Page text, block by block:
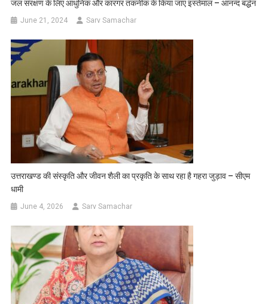
जल संरक्षण के लिए आधुनिक और कारगर तकनीक के किया जाए इस्तेमाल – आनन्द बर्द्धन
June 21, 2024 Sarv Samachar
उत्तराखण्ड की संस्कृति और जीवन शैली का प्रकृति के साथ रहा है गहरा जुड़ाव – सीएम
धामी
June 4, 2026 Sarv Samachar